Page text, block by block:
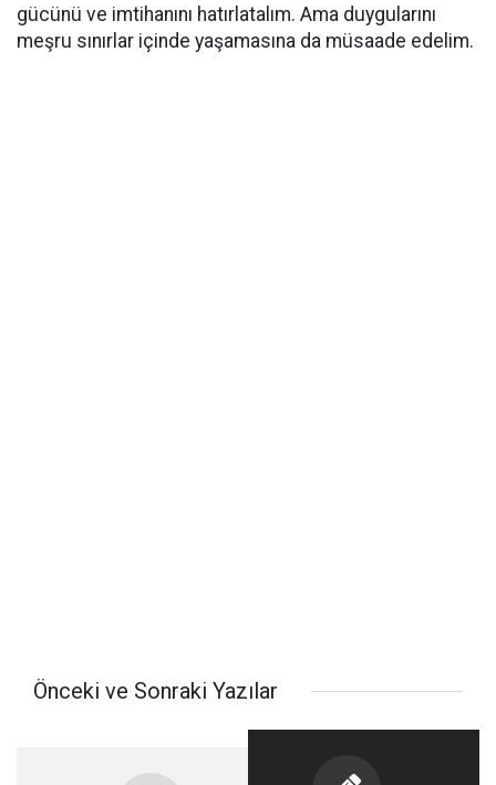
gücünü ve imtihanını hatırlatalım. Ama duygularını
meşru sınırlar içinde yaşamasına da müsaade edelim.
Önceki ve Sonraki Yazılar